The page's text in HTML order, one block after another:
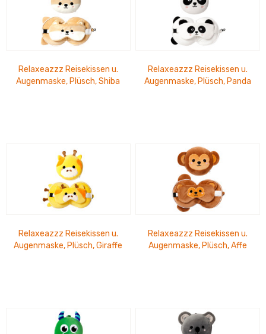
Relaxeazzz Reisekissen u.
Augenmaske, Plüsch, Shiba
Relaxeazzz Reisekissen u.
Augenmaske, Plüsch, Panda
Relaxeazzz Reisekissen u.
Augenmaske, Plüsch, Giraffe
Relaxeazzz Reisekissen u.
Augenmaske, Plüsch, Affe